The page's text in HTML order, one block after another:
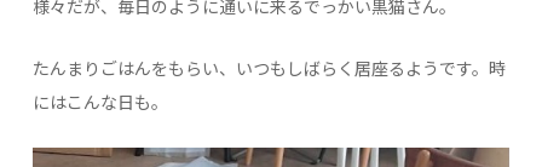
様々だが、毎日のように通いに来るでっかい黒猫さん。
たんまりごはんをもらい、いつもしばらく居座るようです。時
にはこんな日も。